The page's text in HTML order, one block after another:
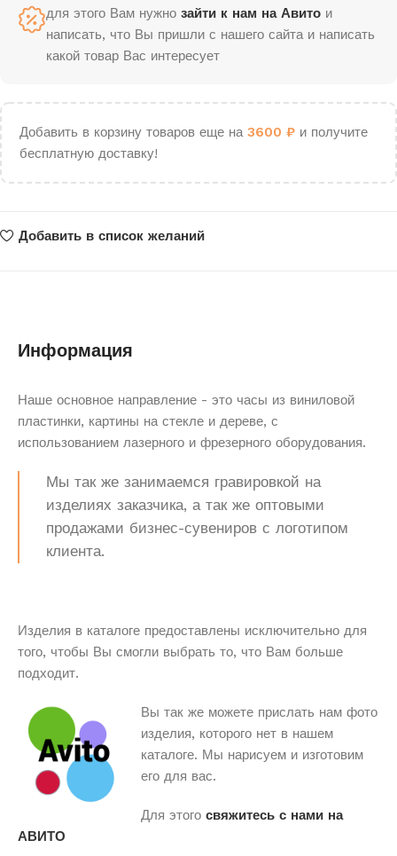
для этого Вам нужно зайти к нам на Авито и
написать, что Вы пришли с нашего сайта и написать
какой товар Вас интересует
Добавить в корзину товаров еще на 3600 ₽ и получите
бесплатную доставку!
Добавить в список желаний
Информация
Наше основное направление - это часы из виниловой
пластинки, картины на стекле и дереве, с
использованием лазерного и фрезерного оборудования.
Мы так же занимаемся гравировкой на
изделиях заказчика, а так же оптовыми
продажами бизнес-сувениров с логотипом
клиента.
Изделия в каталоге предоставлены исключительно для
того, чтобы Вы смогли выбрать то, что Вам больше
подходит.
Вы так же можете прислать нам фото
изделия, которого нет в нашем
каталоге. Мы нарисуем и изготовим
его для вас.
Для этого свяжитесь с нами на
АВИТО